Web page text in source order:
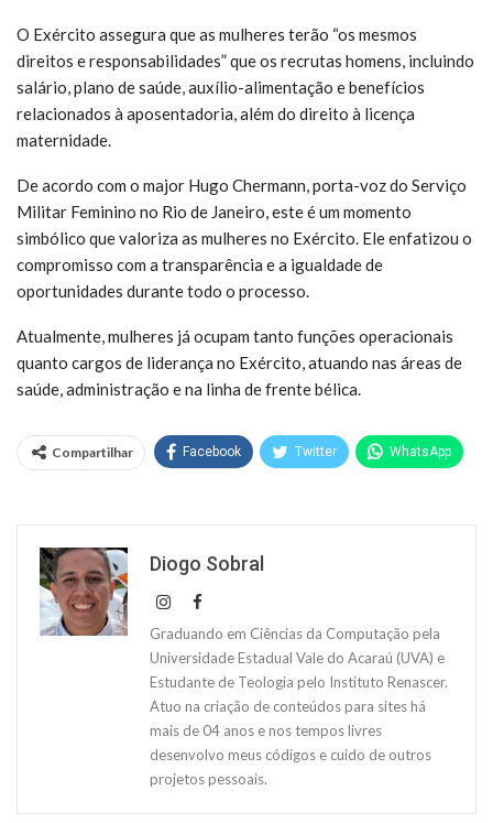
O Exército assegura que as mulheres terão “os mesmos
direitos e responsabilidades” que os recrutas homens, incluindo
salário, plano de saúde, auxílio-alimentação e benefícios
relacionados à aposentadoria, além do direito à licença
maternidade.
De acordo com o major Hugo Chermann, porta-voz do Serviço
Militar Feminino no Rio de Janeiro, este é um momento
simbólico que valoriza as mulheres no Exército. Ele enfatizou o
compromisso com a transparência e a igualdade de
oportunidades durante todo o processo.
Atualmente, mulheres já ocupam tanto funções operacionais
quanto cargos de liderança no Exército, atuando nas áreas de
saúde, administração e na linha de frente bélica.
Compartilhar Facebook Twitter WhatsApp
Diogo Sobral
Graduando em Ciências da Computação pela
Universidade Estadual Vale do Acaraú (UVA) e
Estudante de Teologia pelo Instituto Renascer.
Atuo na criação de conteúdos para sites há
mais de 04 anos e nos tempos livres
desenvolvo meus códigos e cuido de outros
projetos pessoais.